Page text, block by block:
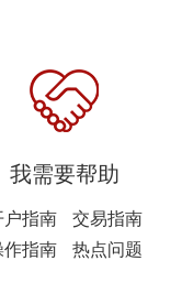
我需要帮助
户指南
交易指南
作指南
热点问题